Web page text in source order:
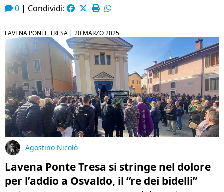
0 | Condividi:
LAVENA PONTE TRESA | 20 MARZO 2025
Agostino Nicolò
Lavena Ponte Tresa si stringe nel dolore
per l’addio a Osvaldo, il “re dei bidelli”